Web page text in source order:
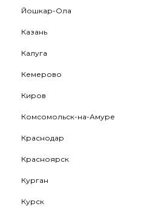
Йошкар-Ола
Казань
Калуга
Кемерово
Киров
Комсомольск-на-Амуре
Краснодар
Красноярск
Курган
Курск